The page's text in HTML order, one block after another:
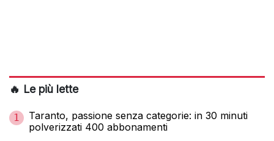
🔥 Le più lette
1
Taranto, passione senza categorie: in 30 minuti
polverizzati 400 abbonamenti